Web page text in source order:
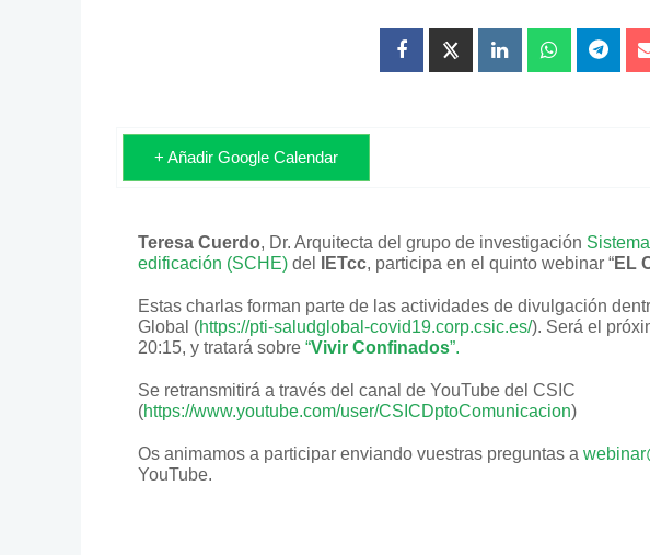
+ Añadir Google Calendar
Teresa Cuerdo, Dr. Arquitecta del grupo de investigación
edificación (SCHE)del IETcc, participa en el quinto webinar “EL
Estas charlas forman parte de las actividades de divulgación
Global (https://pti-saludglobal-covid19.corp.csic.es/). Será el
20:15, y tratará sobre “Vivir Confinados”.
Se retransmitirá a través del canal de YouTube del CSIC
(https://www.youtube.com/user/CSICDptoComunicacion)
Os animamos a participar enviando vuestras preguntas a
YouTube.